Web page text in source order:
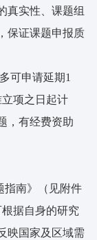
真实性、课题组
保证课题申报质
可申请延期1
项之日起计
，有经费资助
指南》（见附件
据自身的研究
映国家及区域需